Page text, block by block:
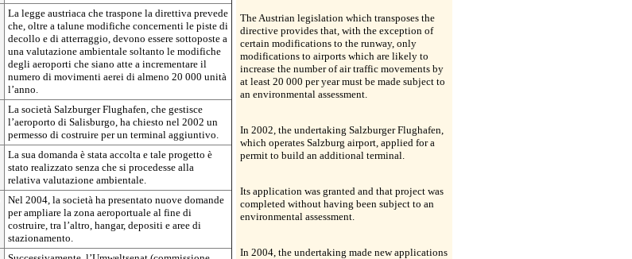
La legge austriaca che traspone la direttiva prevede
che, oltre a talune modifiche concernenti le piste di
decollo e di atterraggio, devono essere sottoposte a
una valutazione ambientale soltanto le modifiche
degli aeroporti che siano atte a incrementare il
numero di movimenti aerei di almeno 20 000 unità
l’anno.
La società Salzburger Flughafen, che gestisce
l’aeroporto di Salisburgo, ha chiesto nel 2002 un
permesso di costruire per un terminal aggiuntivo.
La sua domanda è stata accolta e tale progetto è
stato realizzato senza che si procedesse alla
relativa valutazione ambientale.
Nel 2004, la società ha presentato nuove domande
per ampliare la zona aeroportuale al fine di
costruire, tra l’altro, hangar, depositi e aree di
stazionamento.
The Austrian legislation which transposes the
directive provides that, with the exception of
certain modifications to the runway, only
modifications to airports which are likely to
increase the number of air traffic movements by
at least 20 000 per year must be made subject to
an environmental assessment.
In 2002, the undertaking Salzburger Flughafen,
which operates Salzburg airport, applied for a
permit to build an additional terminal.
Its application was granted and that project was
completed without having been subject to an
environmental assessment.
In 2004, the undertaking made new applications